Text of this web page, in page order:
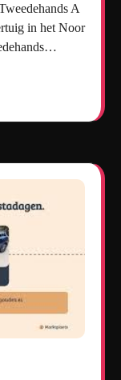
in het Noor